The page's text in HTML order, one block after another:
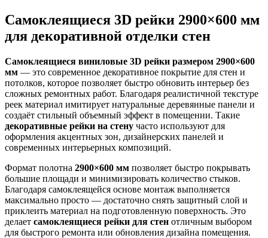
Самоклеящиеся 3D рейки 2900×600 мм
для декоративной отделки стен
Самоклеящиеся виниловые 3D рейки размером 2900×600
мм — это современное декоративное покрытие для стен и
потолков, которое позволяет быстро обновить интерьер без
сложных ремонтных работ. Благодаря реалистичной текстуре
реек материал имитирует натуральные деревянные панели и
создаёт стильный объемный эффект в помещении. Такие
декоративные рейки на стену часто используют для
оформления акцентных зон, дизайнерских панелей и
современных интерьерных композиций.
Формат полотна 2900×600 мм позволяет быстро покрывать
большие площади и минимизировать количество стыков.
Благодаря самоклеящейся основе монтаж выполняется
максимально просто — достаточно снять защитный слой и
приклеить материал на подготовленную поверхность. Это
делает самоклеящиеся рейки для стен отличным выбором
для быстрого ремонта или обновления дизайна помещения.